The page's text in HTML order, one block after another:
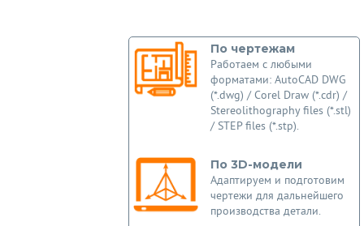
По чертежам
Работаем с любыми
форматами: AutoCAD DWG
(*.dwg) / Corel Draw (*.cdr) /
Stereolithography files (*.stl)
/ STEP files (*.stp).
По 3D-модели
Адаптируем и подготовим
чертежи для дальнейшего
производства детали.